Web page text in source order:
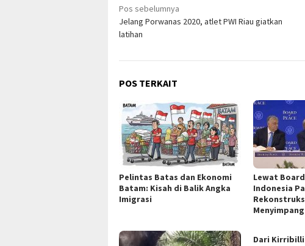
Navigasi
pos
Pos sebelumnya
Jelang Porwanas 2020, atlet PWI Riau giatkan
latihan
POS TERKAIT
Pelintas Batas dan Ekonomi
Batam: Kisah di Balik Angka
Imigrasi
Lewat
Indonesia
Menyimpang
Dari Kirribilli